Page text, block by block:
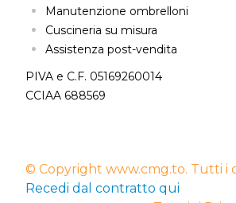
Manutenzione ombrelloni
Cuscineria su misura
Assistenza post-vendita
PIVA e C.F. 05169260014
CCIAA 688569
© Copyright www.cmg.to. Tutti i
Recedi dal contratto qui